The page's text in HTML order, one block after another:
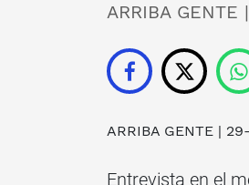
ARRIBA GENTE
ARRIBA GENTE |
Entrevista en el